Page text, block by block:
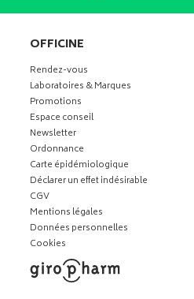
OFFICINE
Rendez-vous
Laboratoires & Marques
Promotions
Espace conseil
Newsletter
Ordonnance
Carte épidémiologique
Déclarer un effet indésirable
CGV
Mentions légales
Données personnelles
Cookies